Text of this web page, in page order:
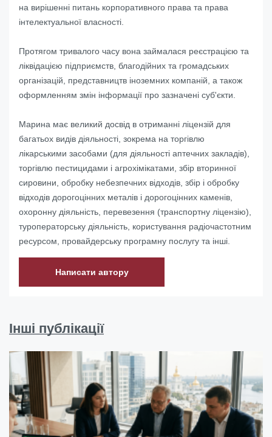
на вирішенні питань корпоративного права та права
інтелектуальної власності.
Протягом тривалого часу вона займалася реєстрацією та
ліквідацією підприємств, благодійних та громадських
організацій, представництв іноземних компаній, а також
оформленням змін інформації про зазначені суб'єкти.
Марина має великий досвід в отриманні ліцензій для
багатьох видів діяльності, зокрема на торгівлю
лікарськими засобами (для діяльності аптечних закладів),
торгівлю пестицидами і агрохімікатами, збір вторинної
сировини, обробку небезпечних відходів, збір і обробку
відходів дорогоцінних металів і дорогоцінних каменів,
охоронну діяльність, перевезення (транспортну ліцензію),
туроператорську діяльність, користування радіочастотним
ресурсом, провайдерську програмну послугу та інші.
Написати автору
Інші публікації